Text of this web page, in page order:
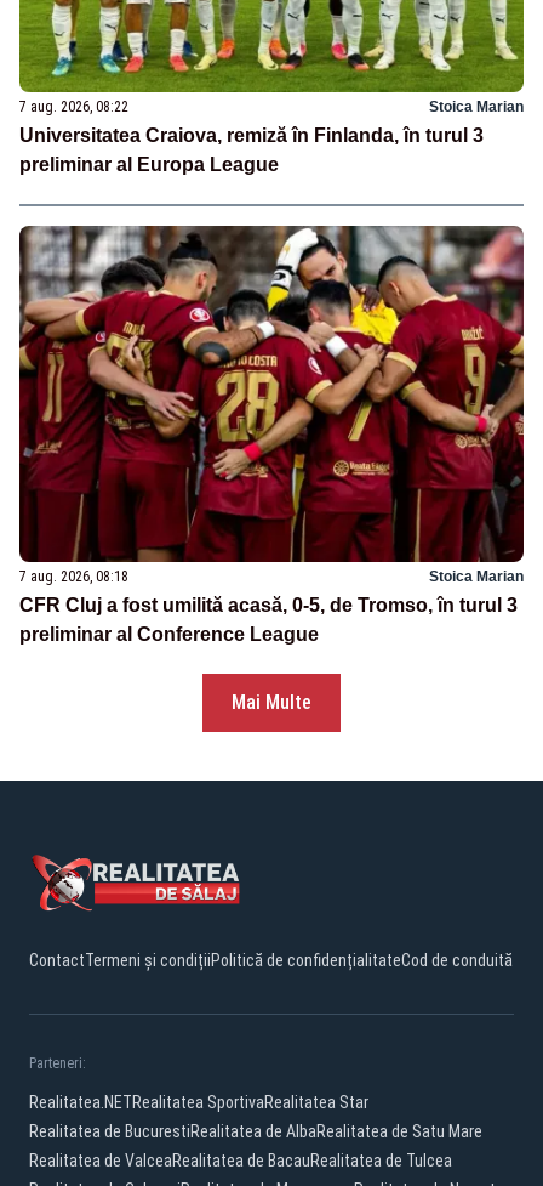
7 aug. 2026, 08:22 Stoica Marian
Universitatea Craiova, remiză în Finlanda, în turul 3
preliminar al Europa League
7 aug. 2026, 08:18 Stoica Marian
CFR Cluj a fost umilită acasă, 0-5, de Tromso, în turul 3
preliminar al Conference League
Mai Multe
ContactTermeni și condițiiPolitică de confidențialitateCod de conduită
Parteneri:
Realitatea.NETRealitatea SportivaRealitatea Star
Realitatea de BucurestiRealitatea de AlbaRealitatea de Satu Mare
Realitatea de ValceaRealitatea de BacauRealitatea de Tulcea